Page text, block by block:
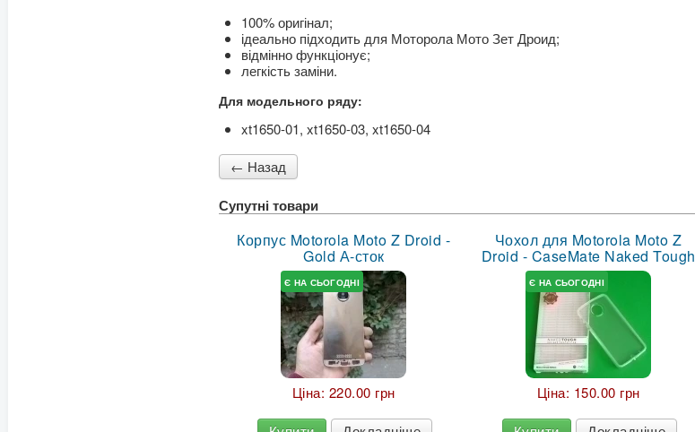
100% оригінал;
ідеально підходить для Моторола Мото Зет Дроид;
відмінно функціонує;
легкість заміни.
Для модельного ряду:
xt1650-01, xt1650-03, xt1650-04
Супутні товари
Корпус Motorola Moto Z Droid -
Gold А-сток
Є НА СЬОГОДНІ
Ціна: 220.00 грн
Чохол для Motorola Moto Z
Droid - CaseMate Naked Tough
Є НА СЬОГОДНІ
Ціна: 150.00 грн